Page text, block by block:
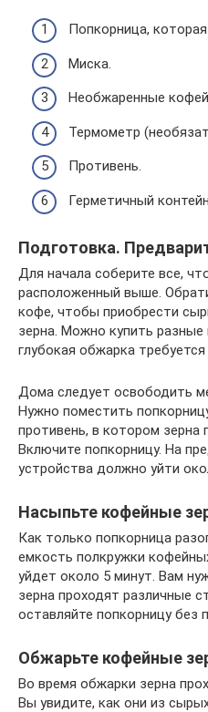
Попкорница,
Миска.
Необжаренные
Термометр
Противень.
Герметичный
Подготовка.
Для начала соберите все,
расположенный выше.
кофе, чтобы приобрести
зерна. Можно купить
глубокая обжарка
Дома следует освободить
Нужно поместить
противень, в котором зерна
Включите попкорницу. На
устройства должно уйти
Насыпьте кофейные
Как только попкорница
емкость полкружки
уйдет около 5 минут. Вам
зерна проходят различные
оставляйте попкорницу без
Обжарьте кофейные
Во время обжарки зерна
Вы увидите, как они из